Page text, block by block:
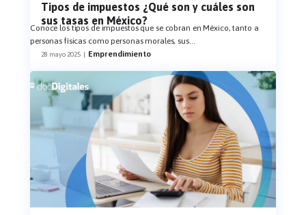
Tipos de impuestos ¿Qué son y cuáles son
sus tasas en México?
Conoce los tipos de impuestos que se cobran en México, tanto a
personas físicas como personas morales, sus...
28 mayo 2025 | Emprendimiento